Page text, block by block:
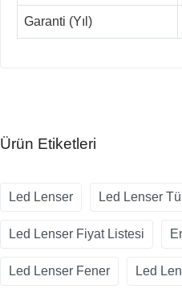
Garanti (Yıl)
Ürün Etiketleri
Led Lenser Led Lenser
Led Lenser Fiyat Listesi
Led Lenser Fener Led